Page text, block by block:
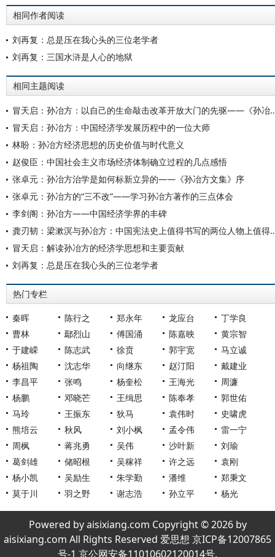
相同作者阅读
刘再复：总是压在我心头的三位老学者
刘再复：三国水浒是人心的地狱
相同主题阅读
冒天启：孙冶方：以自己的生
冒天启：孙冶方：中国经济学发展历程中的一位大师
林盼：孙冶方经济思想的历史价值与时代意义
赵俊臣：中国社会主义市场经济体制确立过程的几点感悟
张卓元：孙冶方治学是如何标新立异的——《孙冶方文集》序
张卓元：孙冶方的“三不改”——学习孙冶方著作的三点体会
李剑阁：孙冶方——中国经济学界的丰碑
龚刃韧：梁漱溟与孙冶方：中国宪
冒天启：解读孙冶方的经济学思想和主要贡献
刘再复：总是压在我心头的三位老学者
热门专栏
秦晖 陈行之 郑永年 龙应台
丁学良
曹林
鄢烈山 傅国涌 陈嘉映
黄宗智
于建嵘
陈志武 徐贲 郭宇宽
马立诚
杨祖陶
沈志华 向继东 赵汀阳
戴建业
李昌平
张鸣 杨奎松 王海光
周濂
杨鹏
邓晓芒 王缉思 陈奉孝
郭世佑
马玲
王振东 狄马 袁伟时
史啸虎
熊培云
秋风 刘小枫 孟令伟
雷一宁
周枫
蒋兆勇 吴伟 沙叶新
刘瑜
葛剑雄
储昭根 吴稼祥 许之远
袁刚
杨小凯
吴励生 朱学勤 潘维
郑秉文
莫于川
羽之野 谢志浩 孙立平 杨光
Powered by aisixiang.com Copyright © 2026 by
aisixiang.com All Rights Reserved 爱思想 京ICP备12007865
号-1 京公网安备11010602120014号.